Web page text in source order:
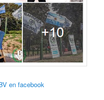
en facebook